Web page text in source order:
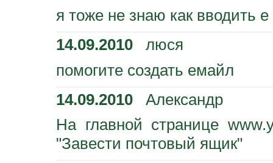
я тоже не знаю как вводить
14.09.2010 люся
помогите создать емайл
14.09.2010 Александр
На главной странице
"Завести почтовый ящик"